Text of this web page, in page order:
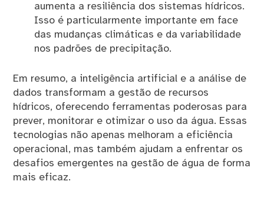
aumenta a resiliência dos sistemas hídricos.
Isso é particularmente importante em face
das mudanças climáticas e da variabilidade
nos padrões de precipitação.
Em resumo, a inteligência artificial e a análise de
dados transformam a gestão de recursos
hídricos, oferecendo ferramentas poderosas para
prever, monitorar e otimizar o uso da água. Essas
tecnologias não apenas melhoram a eficiência
operacional, mas também ajudam a enfrentar os
desafios emergentes na gestão de água de forma
mais eficaz.